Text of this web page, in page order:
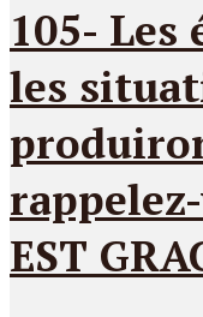
105- Les
les
EST